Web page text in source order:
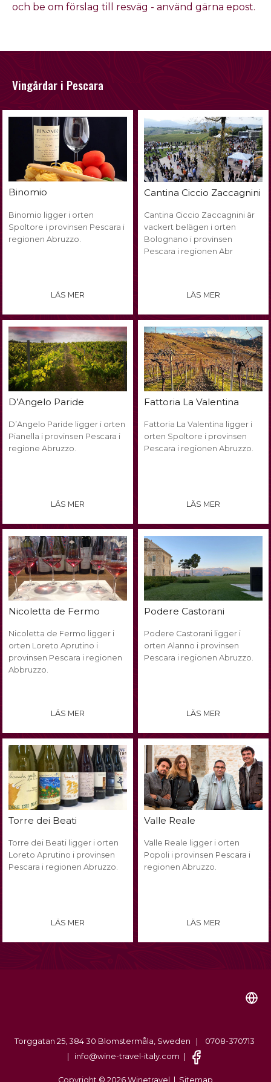
och be om förslag till resväg - använd gärna epost.
Vingårdar i Pescara
Binomio
Binomio ligger i orten
Spoltore i provinsen Pescara i
regionen Abruzzo.
LÄS MER
Cantina Ciccio Zaccagnini
Cantina Ciccio Zaccagnini är
vackert belägen i orten
Bolognano i provinsen
Pescara i regionen Abr
LÄS MER
D’Angelo Paride
D’Angelo Paride ligger i orten
Pianella i provinsen Pescara i
regione Abruzzo.
LÄS MER
Fattoria La Valentina
Fattoria La Valentina ligger i
orten Spoltore i provinsen
Pescara i regionen Abruzzo.
LÄS MER
Nicoletta de Fermo
Nicoletta de Fermo ligger i
orten Loreto Aprutino i
provinsen Pescara i regionen
Abbruzzo.
LÄS MER
Podere Castorani
Podere Castorani ligger i
orten Alanno i provinsen
Pescara i regionen Abruzzo.
LÄS MER
Torre dei Beati
Torre dei Beati ligger i orten
Loreto Aprutino i provinsen
Pescara i regionen Abruzzo.
LÄS MER
Valle Reale
Valle Reale ligger i orten
Popoli i provinsen Pescara i
regionen Abruzzo.
LÄS MER
Torggatan 25, 384 30 Blomstermåla, Sweden | 0708-370713
| info@wine-travel-italy.com |
Copyright © 2026 Winetravel | Sitemap